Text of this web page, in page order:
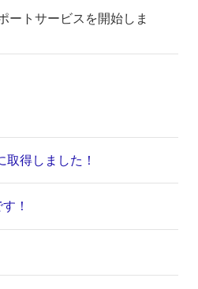
ートサービスを開始しま
取得しました！
！